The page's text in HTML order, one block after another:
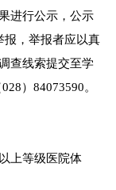
进行公示，公示
报，举报者应以真
查线索提交至学
）84073590。
上等级医院体